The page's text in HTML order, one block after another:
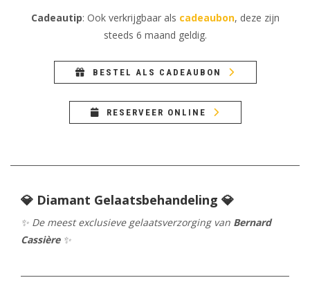
Cadeautip: Ook verkrijgbaar als cadeaubon, deze zijn
steeds 6 maand geldig.
BESTEL ALS CADEAUBON
RESERVEER ONLINE
💎 Diamant Gelaatsbehandeling 💎
✨ De meest exclusieve gelaatsverzorging van Bernard
Cassière✨